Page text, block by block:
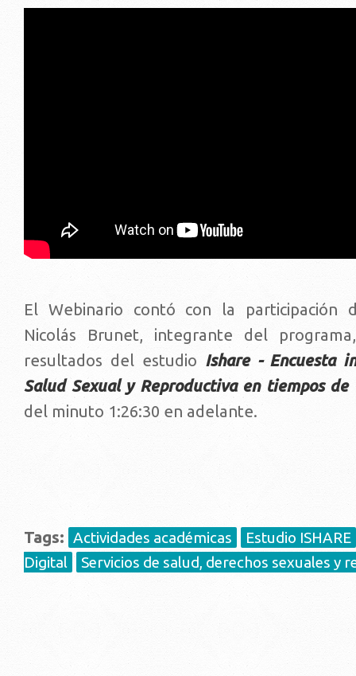
El Webinario contó con la participación
Nicolás Brunet, integrante del
resultados del estudio Ishare - Encuesta
Salud Sexual y Reproductiva en tiempos de
del minuto 1:26:30 en adelante.
Tags: Actividades académicas
Estudio ISHARE
Digital
Servicios de salud, derechos sexuales y